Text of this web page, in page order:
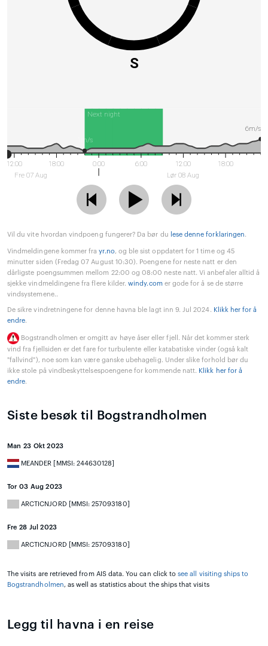
S
Next night
12:00
Fre 07 Aug
18:00 0:00 6:00
12:00
Lør 08 Aug
18:00
6m/s
1m/s
Vil du vite hvordan vindpoeng fungerer? Da bør du lese denne forklaringen.
Vindmeldingene kommer frayr.no, og ble sist oppdatert for 1 time og 45
minutter siden (Fredag 07 August 10:30). Poengene for neste natt er den
dårligste poengsummen mellom 22:00 og 08:00 neste natt. Vi anbefaler alltid å
sjekke vindmeldingene fra flere kilder.windy.comer gode for å se de større
vindsystemene..
De sikre vindretningene for denne havna ble lagt inn 9. Jul 2024. Klikk her for å
endre.
Bogstrandholmen er omgitt av høye åser eller fjell. Når det kommer sterk
vind fra fjellsiden er det fare for turbulente eller katabatiske vinder (også kalt
"fallvind"), noe som kan være ganske ubehagelig. Under slike forhold bør du
ikke stole på vindbeskyttelsespoengene for kommende natt. Klikk her for å
endre.
Siste besøk til Bogstrandholmen
Man 23 Okt 2023
MEANDER [MMSI: 244630128]
Tor 03 Aug 2023
ARCTICNJORD [MMSI: 257093180]
Fre 28 Jul 2023
ARCTICNJORD [MMSI: 257093180]
The visits are retrieved from AIS data. You can click tosee all visiting ships to
Bogstrandholmen, as well as statistics about the ships that visits
Legg til havna i en reise